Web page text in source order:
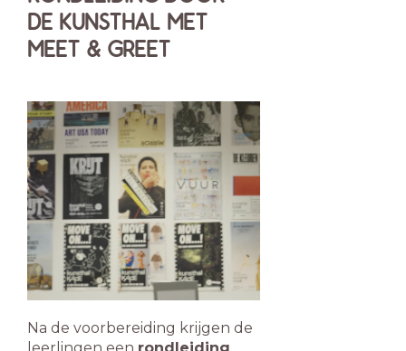
DE KUNSTHAL MET
MEET & GREET
Na de voorbereiding krijgen de